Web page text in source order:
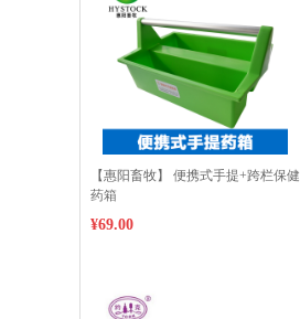
【惠阳畜牧】 便携式手提+跨栏保健
药箱
¥69.00